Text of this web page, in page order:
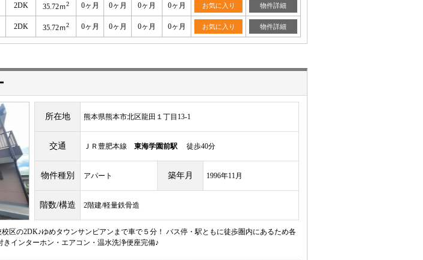
2DK 35.72ｍ2 0ヶ月 0ヶ月 0ヶ月 0ヶ月 お気に入り 物件詳細
2DK 35.72ｍ2 0ヶ月 0ヶ月 0ヶ月 0ヶ月 お気に入り 物件詳細
所在地 熊本県熊本市北区龍田１丁目13-1
交通 ＪＲ豊肥本線 東海学園前駅 徒歩40分
物件種別 アパート 築年月 1996年11月
階数/構造 2階建/軽量鉄骨造
区の2DK♪ゆめタウンサンピアンまで車で５分！ バス停・駅ともに徒歩圏内にあるため各
インターホン・エアコン・温水洗浄便座完備♪